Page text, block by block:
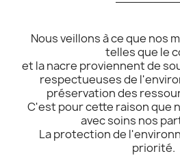
Nous veillons à ce que nos
telles que le
et la nacre proviennent de
respectueuses de
préservation des
C'est pour cette raison que
avec soins nos
La protection de
priorité.